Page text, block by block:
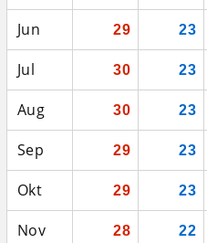
Jun 29 23
Jul 30 23
Aug 30 23
Sep 29 23
Okt 29 23
Nov 28 22